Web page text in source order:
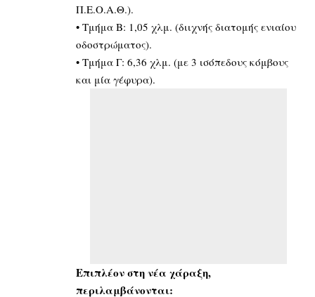
Π.Ε.Ο.Α.Θ.).
•⁠ ⁠Τμήμα Β: 1,05 χλμ. (διιχνής διατομής ενιαίου
οδοστρώματος).
•⁠ ⁠Τμήμα Γ: 6,36 χλμ. (με 3 ισόπεδους κόμβους
και μία γέφυρα).
Επιπλέον στη νέα χάραξη,
περιλαμβάνονται: